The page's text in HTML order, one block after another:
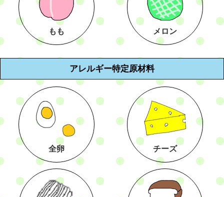
もも メロン
アレルギー特定原材料
全卵 チーズ